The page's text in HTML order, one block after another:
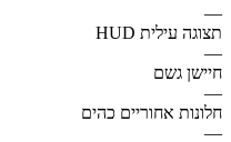
—
תצוגה עילית HUD
—
חיישן גשם
—
חלונות אחוריים כהים
—